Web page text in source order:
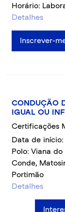
Horário:
Detalhes
Inscrever-
CONDUÇÃO
IGUAL OU
Certificações
Data de
Polo: Viana
Conde,
Portimão
Detalhes